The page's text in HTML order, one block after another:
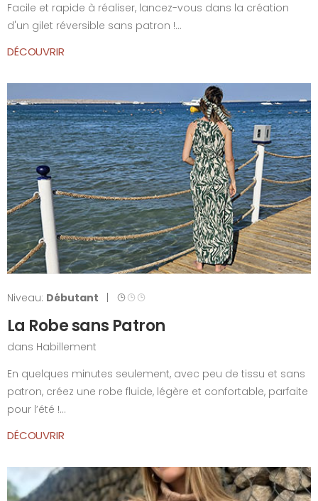
Facile et rapide à réaliser, lancez-vous dans la création
d'un gilet réversible sans patron !...
DÉCOUVRIR
Niveau: Débutant |
La Robe sans Patron
dans Habillement
En quelques minutes seulement, avec peu de tissu et sans
patron, créez une robe fluide, légère et confortable, parfaite
pour l’été !...
DÉCOUVRIR